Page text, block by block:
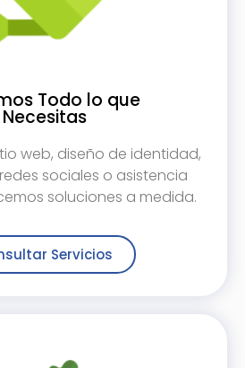
Todo lo que
Necesitas
web, diseño de identidad,
sociales o asistencia
soluciones a medida.
Servicios